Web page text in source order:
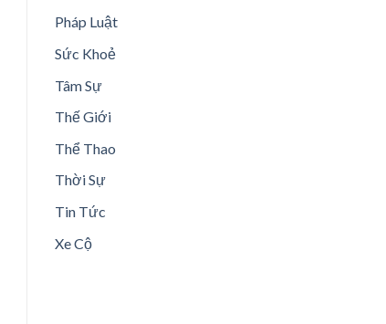
Pháp Luật
Sức Khoẻ
Tâm Sự
Thế Giới
Thể Thao
Thời Sự
Tin Tức
Xe Cộ